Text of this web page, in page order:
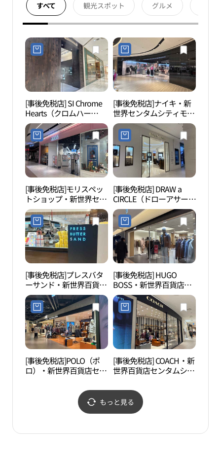
すべて 観光スポット グルメ
[事後免税店] SI Chrome
Hearts（クロムハー
ツ）・新世界百貨店セン
タムシティ店(크롬하츠
신세계백화점 센텀시티
점)
[事後免税店]ナイキ・新
世界センタムシティモー
ル(나이키 신세계 센텀시
티몰)
[事後免税店]モリスペッ
トショップ・新世界セン
タムシティモール(몰리
스펫샵 신세계 센텀시티
몰)
[事後免税店] DRAW a
CIRCLE（ドローアサーク
ル）・新世界百貨店セン
タムシティ店(드로어써
클 신세계백화점 센텀시
티점)
[事後免税店]プレスバタ
ーサンド・新世界百貨店
センタムシティ店(프레
스버터샌드 신세계백화
점 센텀시티점)
[事後免税店] HUGO
BOSS・新世界百貨店セ
ンタムシティ店(휴고보
스 신세계백화점 센텀시
티점)
[事後免税店]POLO（ポ
ロ）・新世界百貨店セン
계백화점 센텀시티점)
[事後免税店] COACH・新
世界百貨店センタムシテ
센텀시티점)
もっと見る